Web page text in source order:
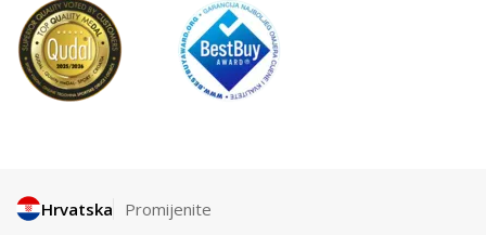
Hrvatska Promijenite